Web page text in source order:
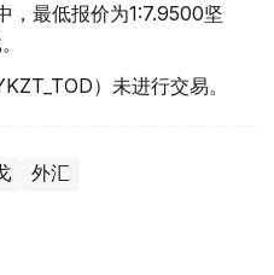
，最低报价为1:7.9500坚
）未进行交易。
外汇